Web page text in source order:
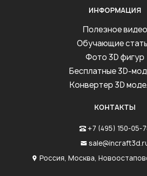
ИНФОРМАЦИЯ
Полезное видео
Обучающие
Фото 3D фигур
Бесплатные 3D-
Конвертер 3D
КОНТАКТЫ
+7 (495) 150-05-
Россия, Москва,